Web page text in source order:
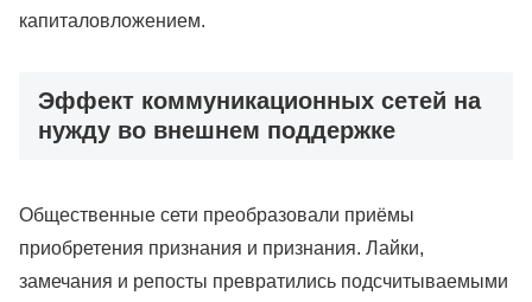
капиталовложением.
Эффект коммуникационных сетей на
нужду во внешнем поддержке
Общественные сети преобразовали приёмы
приобретения признания и признания. Лайки,
замечания и репосты превратились подсчитываемыми